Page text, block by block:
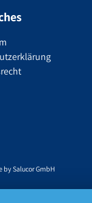
Salucor GmbH